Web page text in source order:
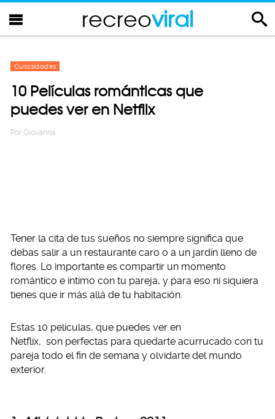
recreoviral
Curiosidades
10 Películas románticas que
puedes ver en Netflix
Por Giovanna
Tener la cita de tus sueños no siempre significa que
debas salir a un restaurante caro o a un jardín lleno de
flores. Lo importante es compartir un momento
romántico e íntimo con tu pareja, y para eso ni siquiera
tienes que ir más allá de tu habitación.
Estas 10 películas, que puedes ver en
Netflix, son perfectas para quedarte acurrucado con tu
pareja todo el fin de semana y olvidarte del mundo
exterior.